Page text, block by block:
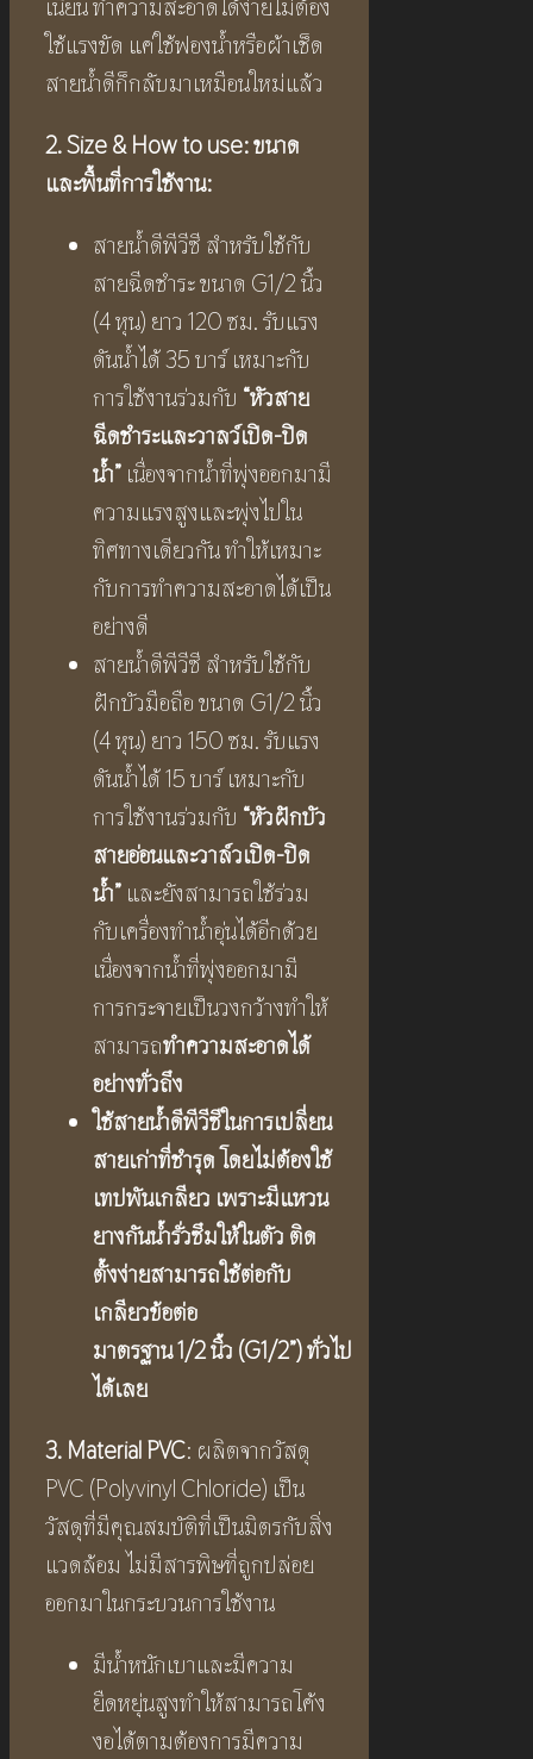
เนียน ทำความสะอาดได้ง่ายไม่ต้อง
ใช้แรงขัด แค่ใช้ฟองน้ำหรือผ้าเช็ด
สายน้ำดีก็กลับมาเหมือนใหม่แล้ว
2. Size & How to use: ขนาด
และพื้นที่การใช้งาน:
สายน้ำดีพีวีซี สำหรับใช้กับ
สายฉีดชำระ ขนาด G1/2 นิ้ว
(4 หุน) ยาว 120 ซม. รับแรง
ดันน้ำได้ 35 บาร์ เหมาะกับ
การใช้งานร่วมกับ “หัวสาย
ฉีดชำระและวาลว์เปิด-ปิด
น้ำ” เนื่องจากน้ำที่พุ่งออกมามี
ความแรงสูงและพุ่งไปใน
ทิศทางเดียวกัน ทำให้เหมาะ
กับการทำความสะอาดได้เป็น
อย่างดี
สายน้ำดีพีวีซี สำหรับใช้กับ
ฝักบัวมือถือ ขนาด G1/2 นิ้ว
(4 หุน) ยาว 150 ซม. รับแรง
ดันน้ำได้ 15 บาร์ เหมาะกับ
การใช้งานร่วมกับ “หัวฝักบัว
สายอ่อนและวาล์วเปิด-ปิด
น้ำ” และยังสามารถใช้ร่วม
กับเครื่องทำน้ำอุ่นได้อีกด้วย
เนื่องจากน้ำที่พุ่งออกมามี
การกระจายเป็นวงกว้างทำให้
สามารถทำความสะอาดได้
อย่างทั่วถึง
ใช้สายน้ำดีพีวีซีในการเปลี่ยน
สายเก่าที่ชำรุด โดยไม่ต้องใช้
เทปพันเกลียว เพราะมีแหวน
ยางกันน้ำรั่วซึมให้ในตัว ติด
ตั้งง่ายสามารถใช้ต่อกับ
เกลียวข้อต่อ
มาตรฐาน1/2นิ้ว (G1/2”)ทั่วไป
ได้เลย
3. Material PVC: ผลิตจากวัสดุ
PVC (Polyvinyl Chloride) เป็น
วัสดุที่มีคุณสมบัติที่เป็นมิตรกับสิ่ง
แวดล้อม ไม่มีสารพิษที่ถูกปล่อย
ออกมาในกระบวนการใช้งาน
มีน้ำหนักเบาและมีความ
ยืดหยุ่นสูงทำให้สามารถโค้ง
งอได้ตามต้องการมีความ